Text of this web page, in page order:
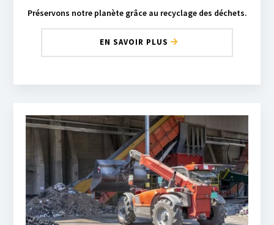
Préservons notre planète grâce au recyclage des déchets.
EN SAVOIR PLUS